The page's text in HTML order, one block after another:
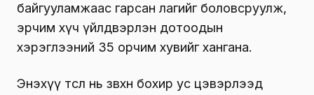
байгууламжаас гарсан лагийг боловсруулж,
эрчим хүч үйлдвэрлэн дотоодын
хэрэглээний 35 орчим хувийг хангана.
Энэхүү төсөл нь зөвхөн бохир ус цэвэрлээд